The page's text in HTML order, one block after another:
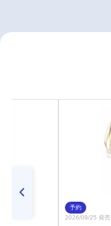
予約
2026/09/25 発売